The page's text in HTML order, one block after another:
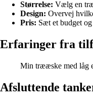
Størrelse: Vælg en
Design: Overvej
Pris: Sæt et budget
Erfaringer fra
Min trææske med låg
Afsluttende